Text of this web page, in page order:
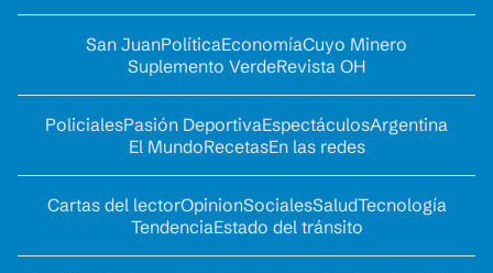
San JuanPolíticaEconomíaCuyo Minero
Suplemento VerdeRevista OH
PolicialesPasión DeportivaEspectáculosArgentina
El MundoRecetasEn las redes
Cartas del lectorOpinionSocialesSaludTecnología
TendenciaEstado del tránsito